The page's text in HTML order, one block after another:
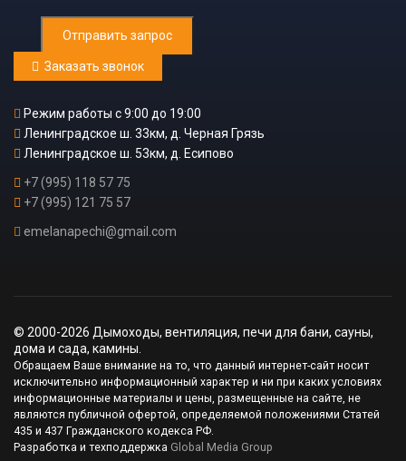
Отправить запрос
Заказать звонок
Режим работы с 9:00 до 19:00
Ленинградское ш. 33км, д. Черная Грязь
Ленинградское ш. 53км, д. Есипово
+7 (995) 118 57 75
+7 (995) 121 75 57
emelanapechi@gmail.com
© 2000-2026 Дымоходы, вентиляция, печи для бани, сауны,
дома и сада, камины.
Обращаем Ваше внимание на то, что данный интернет-сайт носит
исключительно информационный характер и ни при каких условиях
информационные материалы и цены, размещенные на сайте, не
являются публичной офертой, определяемой положениями Статей
435 и 437 Гражданского кодекса РФ.
Разработка и техподдержка Global Media Group